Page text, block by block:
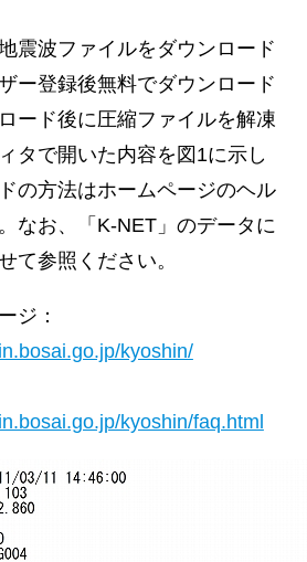
震波ファイルをダウンロード
ー登録後無料でダウンロード
ード後に圧縮ファイルを解凍
タで開いた内容を図1に示し
の方法はホームページのヘル
なお、「K-NET」のデータに
て参照ください。
ジ：
kyoshin/
kyoshin/faq.html